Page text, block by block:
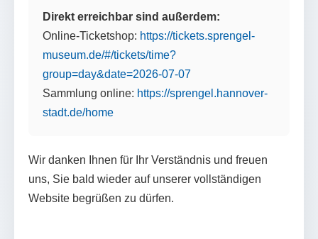
Direkt erreichbar sind außerdem:
Online-Ticketshop: https://tickets.sprengel-
museum.de/#/tickets/time?
group=day&date=2026-07-07
Sammlung online: https://sprengel.hannover-
stadt.de/home
Wir danken Ihnen für Ihr Verständnis und freuen
uns, Sie bald wieder auf unserer vollständigen
Website begrüßen zu dürfen.